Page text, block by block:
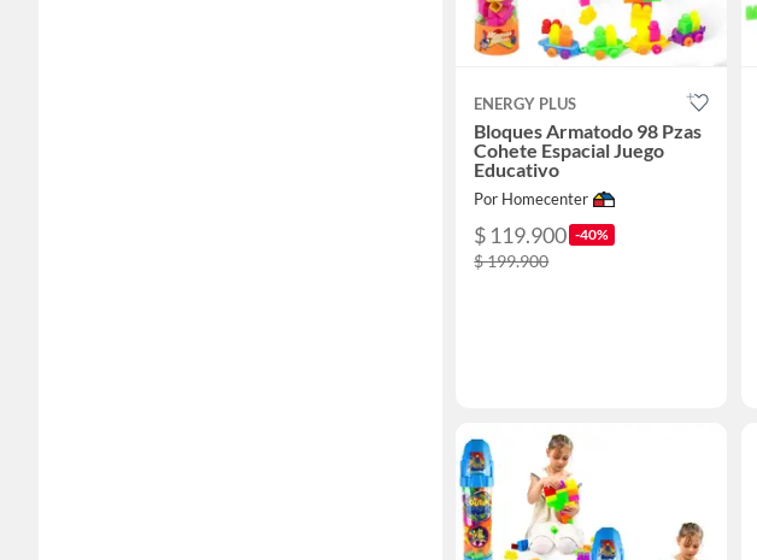
ENERGY PLUS
Bloques Armatodo 98 Pzas
Cohete Espacial Juego
Educativo
Por Homecenter
$ 119.900 -40%
$ 199.900